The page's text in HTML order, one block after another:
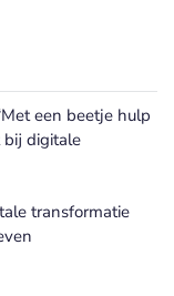
& Mobiel nieuws
een beetje hulp
bij digitale
transformatie